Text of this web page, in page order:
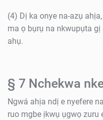
(4) Dị ka onye na-azụ
ma ọ bụrụ na nkwupụta
ahụ.
§ 7 Nchekwa
Ngwá ahịa ndị e nyefere
ruo mgbe ịkwụ ụgwọ zuru